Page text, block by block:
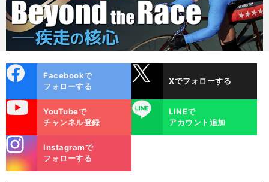
ok
Facebookで
フォローする
Xでフォローする
YouTubeで
チャンネル登録
LINE
LINEで
アカウント追加
m
Instagramで
フォローする